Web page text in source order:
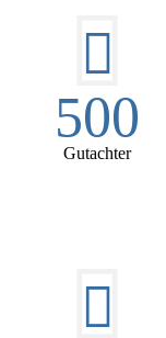
500
Gutachter